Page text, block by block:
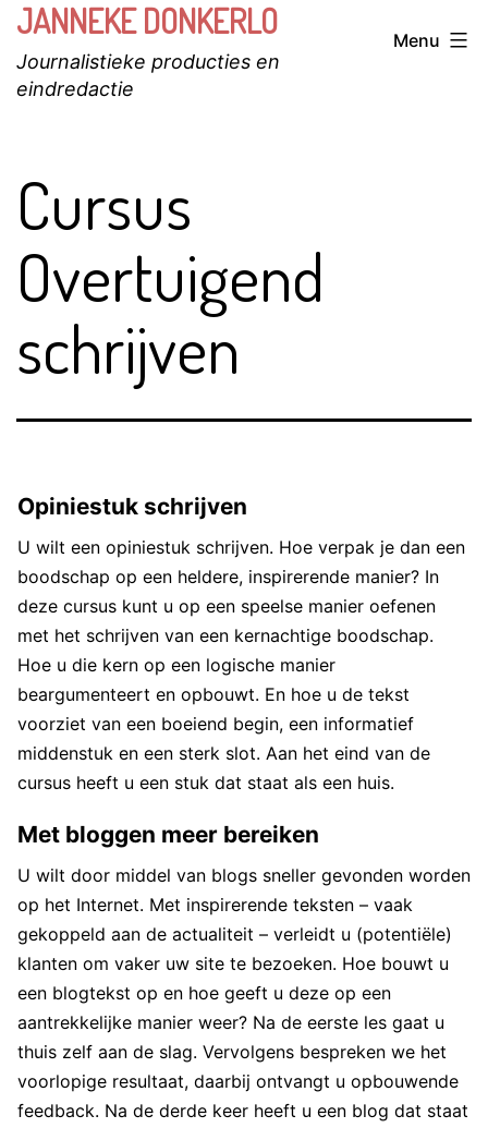
de
inhoud
JANNEKE DONKERLO
Journalistieke producties en
eindredactie
Menu
Cursus
Overtuigend
schrijven
Opiniestuk schrijven
U wilt een opiniestuk schrijven. Hoe verpak je dan een
boodschap op een heldere, inspirerende manier? In
deze cursus kunt u op een speelse manier oefenen
met het schrijven van een kernachtige boodschap.
Hoe u die kern op een logische manier
beargumenteert en opbouwt. En hoe u de tekst
voorziet van een boeiend begin, een informatief
middenstuk en een sterk slot. Aan het eind van de
cursus heeft u een stuk dat staat als een huis.
Met bloggen meer bereiken
U wilt door middel van blogs sneller gevonden worden
op het Internet. Met inspirerende teksten – vaak
gekoppeld aan de actualiteit – verleidt u (potentiële)
klanten om vaker uw site te bezoeken. Hoe bouwt u
een blogtekst op en hoe geeft u deze op een
aantrekkelijke manier weer? Na de eerste les gaat u
thuis zelf aan de slag. Vervolgens bespreken we het
voorlopige resultaat, daarbij ontvangt u opbouwende
feedback. Na de derde keer heeft u een blog dat staat